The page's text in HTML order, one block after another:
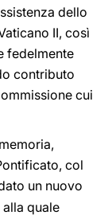
dello
II, così
fedelmente
contributo
cui
col
un nuovo
quale